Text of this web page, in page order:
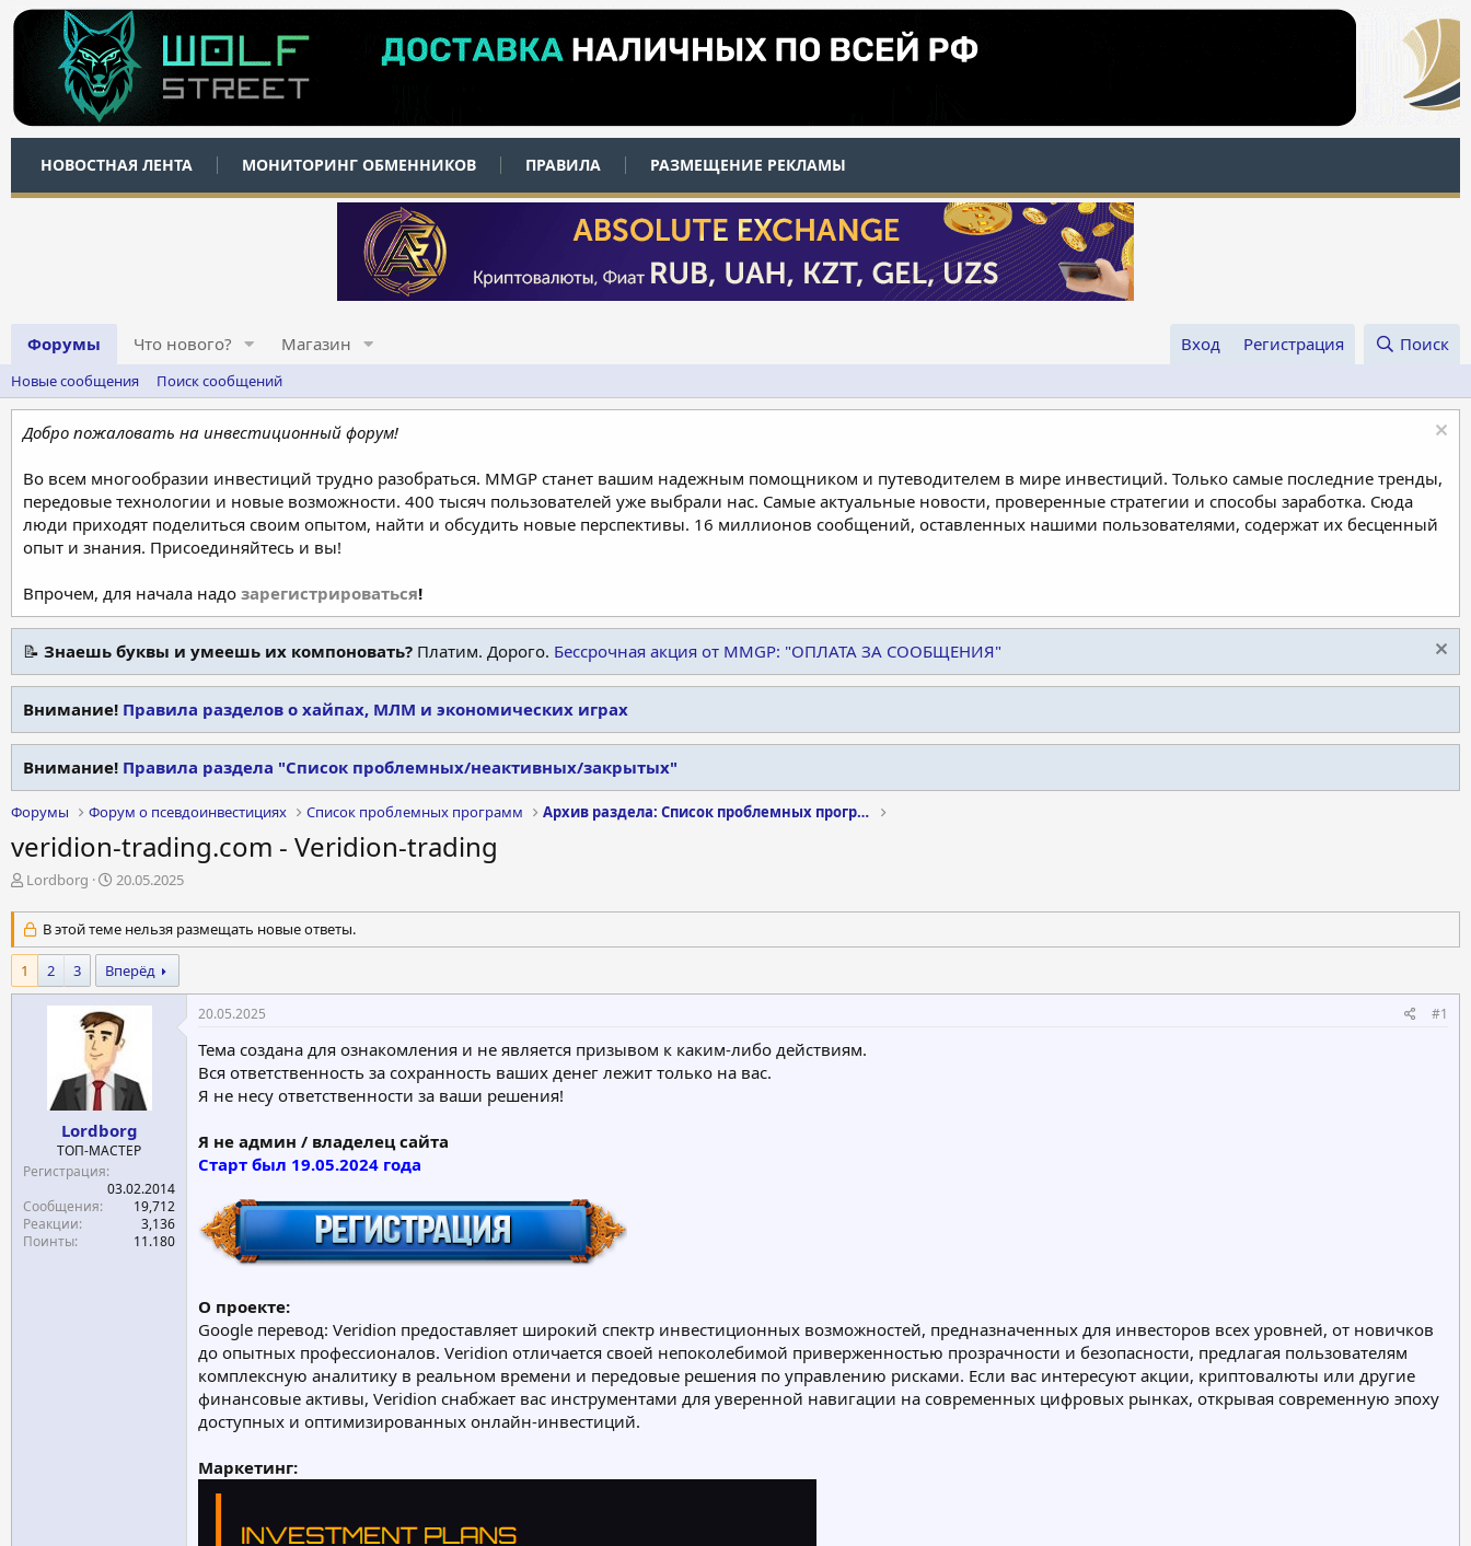
НОВОСТНАЯ ЛЕНТА МОНИТОРИНГ ОБМЕННИКОВ ПРАВИЛА РАЗМЕЩЕНИЕ РЕКЛАМЫ
Форумы Что нового? Магазин Вход Регистрация Поиск
Новые сообщения Поиск сообщений
Добро пожаловать на инвестиционный форум!
Во всем многообразии инвестиций трудно разобраться. MMGP станет вашим надежным помощником и путеводителем в мире инвестиций. Только самые последние тренды,
передовые технологии и новые возможности. 400 тысяч пользователей уже выбрали нас. Самые актуальные новости, проверенные стратегии и способы заработка. Сюда
люди приходят поделиться своим опытом, найти и обсудить новые перспективы. 16 миллионов сообщений, оставленных нашими пользователями, содержат их бесценный
опыт и знания. Присоединяйтесь и вы!
Впрочем, для начала надо зарегистрироваться!
📝 Знаешь буквы и умеешь их компоновать? Платим. Дорого. Бессрочная акция от MMGP: "ОПЛАТА ЗА СООБЩЕНИЯ"
Внимание! Правила разделов о хайпах, МЛМ и экономических играх
Внимание! Правила раздела "Список проблемных/неактивных/закрытых"
Форумы Форум о псевдоинвестициях Список проблемных программ Архив раздела: Список проблемных программ
veridion-trading.com - Veridion-trading
А
т
о
р
т
е
Lordborg
Д
т
а
н
а
ч
а
л
а
20.05.2025
В этой теме нельзя размещать новые ответы.
1 2 3 Вперёд
Lordborg
ТОП-МАСТЕР
Регистрация
03.02.2014
Сообщения
19,712
Реакции
3,136
Поинты
11.180
20.05.2025 #1
Тема создана для ознакомления и не является призывом к каким-либо действиям.
Вся ответственность за сохранность ваших денег лежит только на вас.
Я не несу ответственности за ваши решения!
Я не админ / владелец сайта
Старт был 19.05.2024 года
О проекте:
Google перевод: Veridion предоставляет широкий спектр инвестиционных возможностей, предназначенных для инвесторов всех уровней, от новичков
до опытных профессионалов. Veridion отличается своей непоколебимой приверженностью прозрачности и безопасности, предлагая пользователям
комплексную аналитику в реальном времени и передовые решения по управлению рисками. Если вас интересуют акции, криптовалюты или другие
финансовые активы, Veridion снабжает вас инструментами для уверенной навигации на современных цифровых рынках, открывая современную эпоху
доступных и оптимизированных онлайн-инвестиций.
Маркетинг: